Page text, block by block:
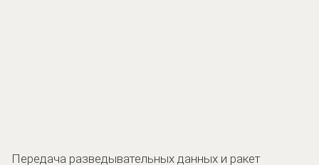
Передача разведывательных данных и ракет